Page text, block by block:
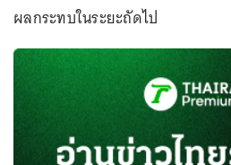
ผลกระทบในระยะถัดไป